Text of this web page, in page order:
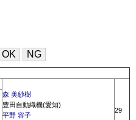
森 美紗樹
豊田自動織機(愛知)
平野 容子
29